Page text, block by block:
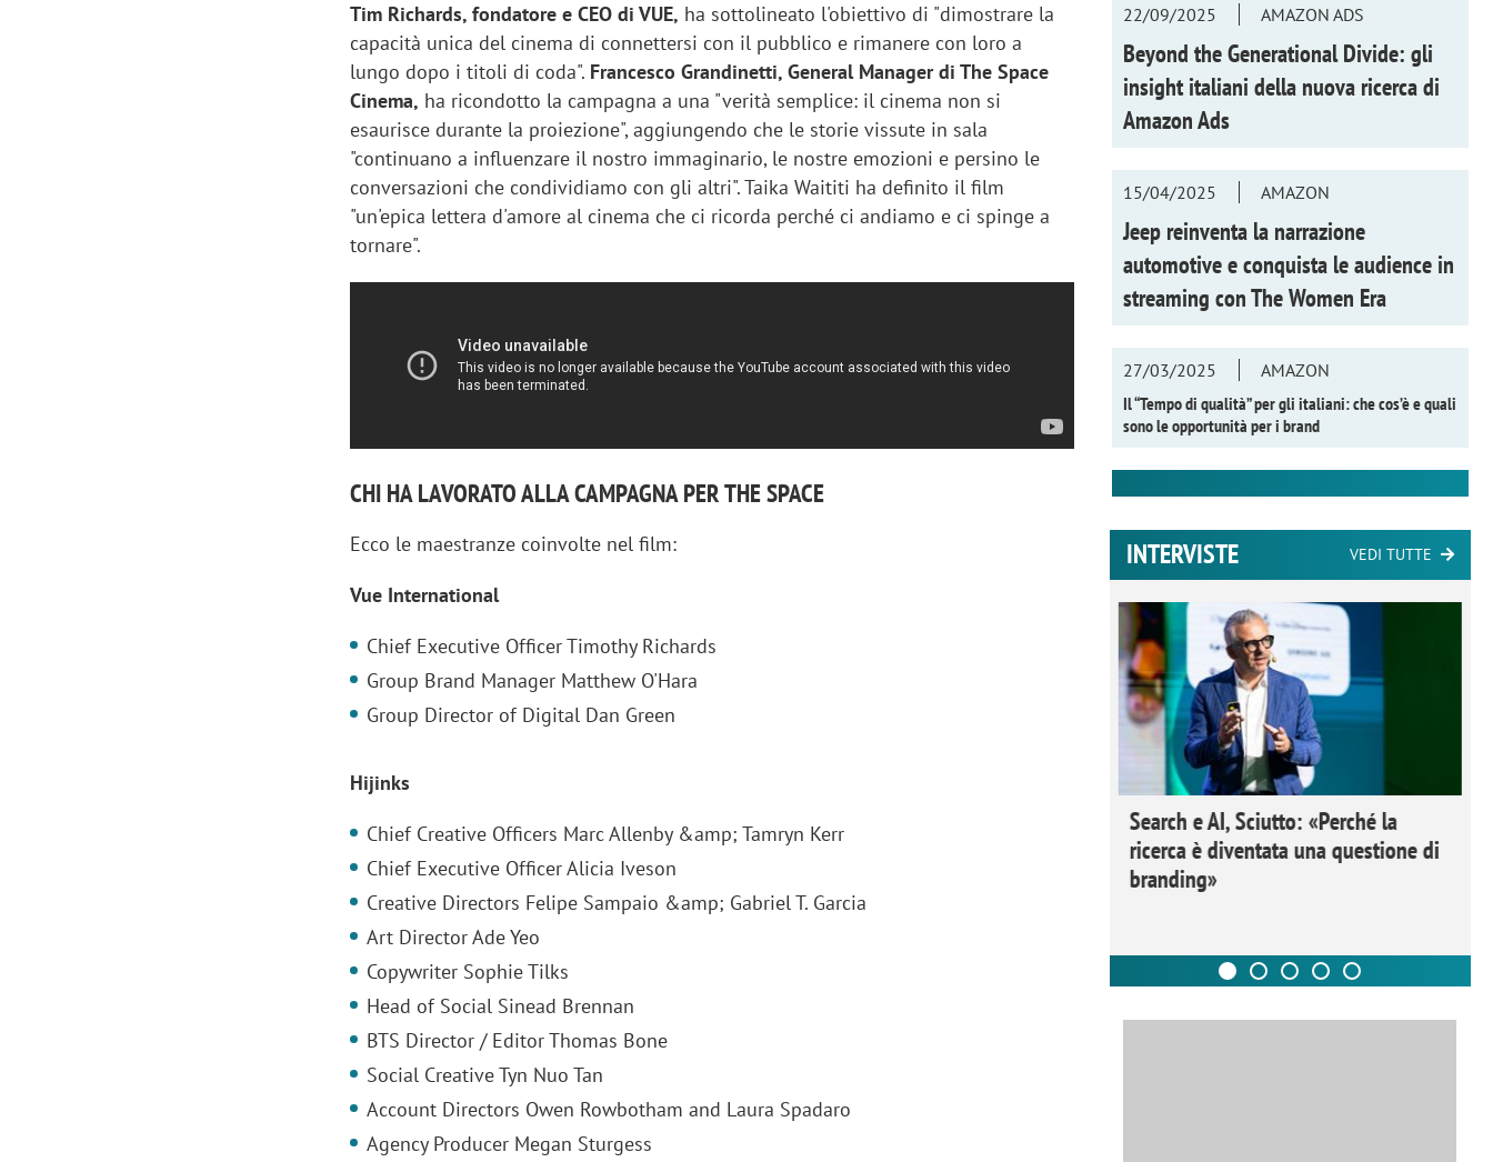
Tim Richards, fondatore e CEO di VUE, ha sottolineato l'obiettivo di "dimostrare la
capacità unica del cinema di connettersi con il pubblico e rimanere con loro a
lungo dopo i titoli di coda". Francesco Grandinetti, General Manager di The Space
Cinema, ha ricondotto la campagna a una "verità semplice: il cinema non si
esaurisce durante la proiezione", aggiungendo che le storie vissute in sala
"continuano a influenzare il nostro immaginario, le nostre emozioni e persino le
conversazioni che condividiamo con gli altri". Taika Waititi ha definito il film
"un'epica lettera d'amore al cinema che ci ricorda perché ci andiamo e ci spinge a
tornare".
CHI HA LAVORATO ALLA CAMPAGNA PER THE SPACE
Ecco le maestranze coinvolte nel film:
Vue International
Chief Executive Officer Timothy Richards
Group Brand Manager Matthew O'Hara
Group Director of Digital Dan Green
Hijinks
Chief Creative Officers Marc Allenby &amp; Tamryn Kerr
Chief Executive Officer Alicia Iveson
Creative Directors Felipe Sampaio &amp; Gabriel T. Garcia
Art Director Ade Yeo
Copywriter Sophie Tilks
Head of Social Sinead Brennan
BTS Director / Editor Thomas Bone
Social Creative Tyn Nuo Tan
Account Directors Owen Rowbotham and Laura Spadaro
Agency Producer Megan Sturgess
22/09/2025 AMAZON ADS
Beyond the Generational Divide: gli
insight italiani della nuova ricerca di
Amazon Ads
15/04/2025 AMAZON
Jeep reinventa la narrazione
automotive e conquista le audience in
streaming conThe Women Era
27/03/2025
AMAZON
Il “Tempo di qualità” per gli italiani: che cos’è e quali
sono le opportunità per i brand
INTERVISTE VEDI TUTTE
Emanuele Viora di Deloitte Digital:
«La creatività resta centrale, l’AI deve
amplificare il talento»
Ricerche di mercato. Neri, Ipsos
Doxa: «Non basta più descrivere i
tradurli in azioni»
Search e AI, Sciutto: «Perché la
ricerca è diventata una questione di
branding»